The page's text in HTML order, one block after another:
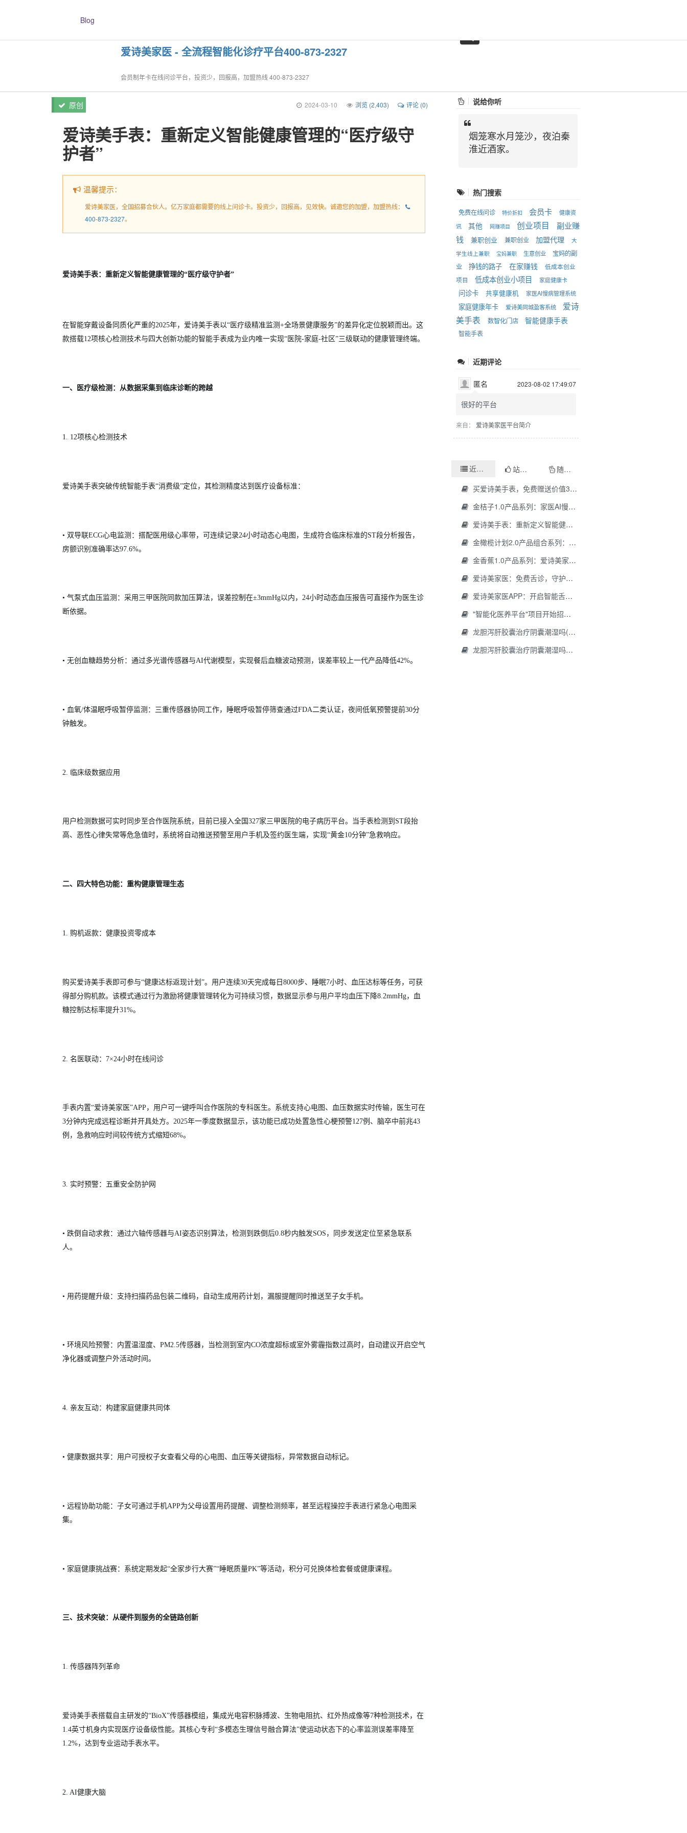
爱诗美家医 - 全流程智能化诊疗平台400-873-2327
会员制年卡在线问诊平台，投资少，回报高，加盟热线 400-873-2327
正文
原创 2024-03-10 浏览 (2,403) 评论 (0)
爱诗美手表：重新定义智能健康管理的“医疗级守
护者”
温馨提示：
爱诗美家医，全国招募合伙人。亿万家庭都需要的线上问诊卡。投资少，回报高，见效快。诚邀您的加盟，加盟热线：
400-873-2327。
爱诗美手表：重新定义智能健康管理的“医疗级守护者”
在智能穿戴设备同质化严重的2025年，爱诗美手表以“医疗级精准监测+全场景健康服务”的差异化定位脱颖而出。这
款搭载12项核心检测技术与四大创新功能的智能手表成为业内唯一实现“医院-家庭-社区”三级联动的健康管理终端。
一、医疗级检测：从数据采集到临床诊断的跨越
1. 12项核心检测技术
爱诗美手表突破传统智能手表“消费级”定位，其检测精度达到医疗设备标准：
• 双导联ECG心电监测：搭配医用级心率带，可连续记录24小时动态心电图，生成符合临床标准的ST段分析报告，
房颤识别准确率达97.6%。
• 气泵式血压监测：采用三甲医院同款加压算法，误差控制在±3mmHg以内，24小时动态血压报告可直接作为医生诊
断依据。
• 无创血糖趋势分析：通过多光谱传感器与AI代谢模型，实现餐后血糖波动预测，误差率较上一代产品降低42%。
• 血氧/体温眠呼吸暂停监测：三重传感器协同工作，睡眠呼吸暂停筛查通过FDA二类认证，夜间低氧预警提前30分
钟触发。
2. 临床级数据应用
用户检测数据可实时同步至合作医院系统，目前已接入全国327家三甲医院的电子病历平台。当手表检测到ST段抬
高、恶性心律失常等危急值时，系统将自动推送预警至用户手机及签约医生端，实现“黄金10分钟”急救响应。
二、四大特色功能：重构健康管理生态
1. 购机返款：健康投资零成本
购买爱诗美手表即可参与“健康达标返现计划”。用户连续30天完成每日8000步、睡眠7小时、血压达标等任务，可 获
得部分购机款。该模式通过行为激励将健康管理转化为可持续习惯，数据显示参与用户平均血压下降8.2mmHg，血
糖控制达标率提升31%。
2. 名医联动：7×24小时在线问诊
手表内置“爱诗美家医”APP，用户可一键呼叫合作医院的专科医生。系统支持心电图、血压数据实时传输，医生可在
3分钟内完成远程诊断并开具处方。2025年一季度数据显示，该功能已成功处置急性心梗预警127例、脑卒中前兆43
例，急救响应时间较传统方式缩短68%。
3. 实时预警：五重安全防护网
• 跌倒自动求救：通过六轴传感器与AI姿态识别算法，检测到跌倒后0.8秒内触发SOS，同步发送定位至紧急联系
人。
• 用药提醒升级：支持扫描药品包装二维码，自动生成用药计划，漏服提醒同时推送至子女手机。
• 环境风险预警：内置温湿度、PM2.5传感器，当检测到室内CO浓度超标或室外雾霾指数过高时，自动建议开启空气
净化器或调整户外活动时间。
4. 亲友互动：构建家庭健康共同体
• 健康数据共享：用户可授权子女查看父母的心电图、血压等关键指标，异常数据自动标记。
• 远程协助功能：子女可通过手机APP为父母设置用药提醒、调整检测频率，甚至远程操控手表进行紧急心电图采
集。
• 家庭健康挑战赛：系统定期发起“全家步行大赛”“睡眠质量PK”等活动，积分可兑换体检套餐或健康课程。
三、技术突破：从硬件到服务的全链路创新
1. 传感器阵列革命
爱诗美手表搭载自主研发的“BioX”传感器模组，集成光电容积脉搏波、生物电阻抗、红外热成像等7种检测技术，在
1.4英寸机身内实现医疗设备级性能。其核心专利“多模态生理信号融合算法”使运动状态下的心率监测误差率降至
1.2%，达到专业运动手表水平。
2. AI健康大脑
Blog
说给你听
烟笼寒水月笼沙，夜泊秦
淮近酒家。
热门搜索
免费在线问诊 特价折扣 会员卡
健康资
讯
其他 网赚项目 创业项目
副业赚
钱
兼职创业 兼职创业 加盟代理
大
学生线上兼职
宝妈兼职 生意创业
宝妈的副
业
挣钱的路子 在家赚钱
低成本创业
项目
低成本创业小项目 家庭健康卡
问诊卡 共享健康机 家医AI慢病管理系统
家庭健康年卡 爱诗美同城盈客系统
爱诗
美手表
数智化门店 智能健康手表
智能手表
近期评论
匿名 2023-08-02 17:49:07
很好的平台
来自： 爱诗美家医平台简介
近期文章 站长推荐
随机文章
买爱诗美手表，免费赠送价值30000元的数智化门店系统一套（含硬件）
金桔子1.0产品系列：家医AI慢病管理项目全国招募区域合伙人，低投入，高回报，长收益
爱诗美手表：重新定义智能健康管理的“医疗级守护者”
金橄榄计划2.0产品组合系列：健康分布机（健康一体机）+慢病管理系统，可落地在健康小屋，社区服务中心等等
金香蕉1.0产品系列：爱诗美家医健康分布机，健康一体机，社区服务中心，药店，健康小屋都需要
爱诗美家医：免费舌诊，守护您的健康之旅
爱诗美家医APP：开启智能舌诊新时代.舌诊app软件有哪些 好用的舌诊app大全
"智能化医养平台"项目开始招商了，零加盟费，终身自动赚钱
龙胆泻肝胶囊治疗阴囊潮湿吗(龙胆泻肝胶囊治疗阴囊潮湿吗怎么服用)
龙胆泻肝胶囊治疗阴囊潮湿吗怎么服用(龙胆泻肝胶囊治疗阴囊潮湿吗怎么服用效果好)